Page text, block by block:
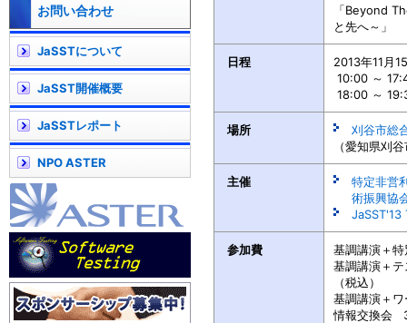
「Beyond
と先へ～」
日程
2013年11月
10:00 ～
18:00 ～
場所
刈谷市総
（愛知県刈
主催
特定非営
術振興協
JaSST'13
参加費
基調講演＋
基調講演＋
（税込）
基調講演＋
情報交換会
お問い合わせ
JaSSTについて
JaSST開催概要
JaSSTレポート
NPO ASTER